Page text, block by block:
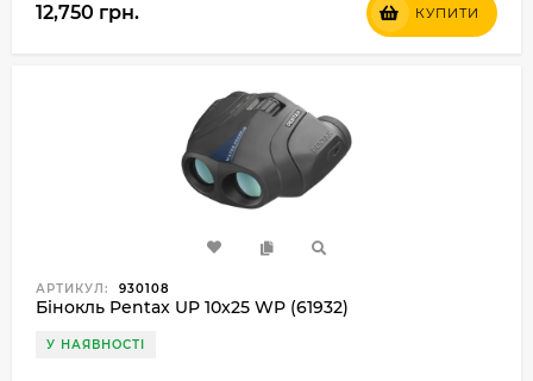
12,750 грн. КУПИТИ
АРТИКУЛ: 930108
Бінокль Pentax UP 10x25 WP (61932)
У НАЯВНОСТІ